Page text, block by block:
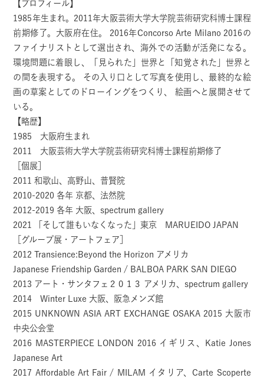
【プロフィール】
1985年生まれ。2011年大阪芸術大学大学院芸術研究科博士課程
前期修了。大阪府在住。 2016年Concorso Arte Milano 2016の
ファイナリストとして選出され、海外での活動が活発になる。
環境問題に着眼し、「見られた」世界と「知覚された」世界と
の間を表現する。 その入り口として写真を使用し、最終的な絵
画の草案としてのドローイングをつくり、 絵画へと展開させて
いる。
【略歴】
1985 大阪府生まれ
2011 大阪芸術大学大学院芸術研究科博士課程前期修了
［個展］
2011 和歌山、高野山、普賢院
2010-2020 各年 京都、法然院
2012-2019 各年 大阪、spectrum gallery
2021 「そして誰もいなくなった」東京 MARUEIDO JAPAN
［グループ展・アートフェア］
2012 Transience:Beyond the Horizon アメリカ
Japanese Friendship Garden / BALBOA PARK SAN DIEGO
2013 アート・サンタフェ２０１３ アメリカ、spectrum gallery
2014 Winter Luxe 大阪、阪急メンズ館
2015 UNKNOWN ASIA ART EXCHANGE OSAKA 2015 大阪市
中央公会堂
2016 MASTERPIECE LONDON 2016 イギリス、Katie Jones
Japanese Art
2017 Affordable Art Fair / MILAM イタリア、Carte Scoperte